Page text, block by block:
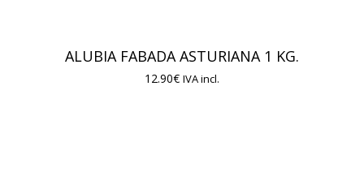
ALUBIA FABADA ASTURIANA 1 KG.
12.90€ IVA incl.